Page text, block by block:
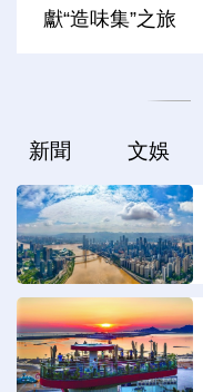
獻“造味集”之旅
新聞 文娛